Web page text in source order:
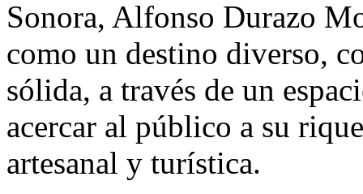
Sonora, Alfonso Durazo
como un destino diverso,
sólida, a través de un
acercar al público a su
artesanal y turística.